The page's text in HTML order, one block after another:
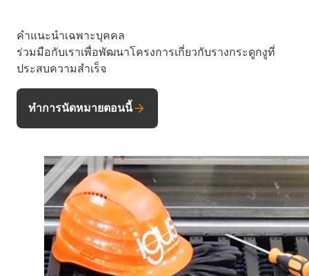
คำแนะนำเฉพาะบุคคล
ร่วมมือกับเราเพื่อพัฒนาโครงการเกี่ยวกับรางกระดูกงูที่
ประสบความสำเร็จ
ทำการนัดหมายตอนนี้